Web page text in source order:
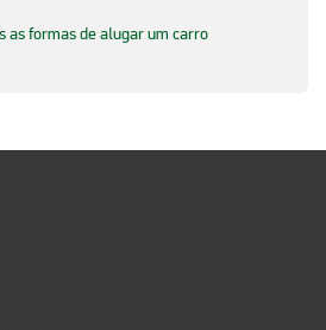
as formas de alugar um carro